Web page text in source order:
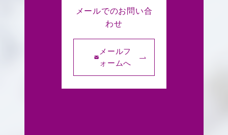
メールでのお問い合
わせ
メールフ
ォームへ